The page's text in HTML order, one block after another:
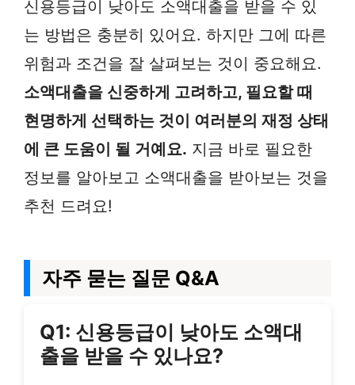
신용등급이 낮아도 소액대출을 받을 수 있
는 방법은 충분히 있어요. 하지만 그에 따른
위험과 조건을 잘 살펴보는 것이 중요해요.
소액대출을 신중하게 고려하고, 필요할 때
현명하게 선택하는 것이 여러분의 재정 상태
에 큰 도움이 될 거예요. 지금 바로 필요한
정보를 알아보고 소액대출을 받아보는 것을
추천 드려요!
자주 묻는 질문 Q&A
Q1: 신용등급이 낮아도 소액대
출을 받을 수 있나요?